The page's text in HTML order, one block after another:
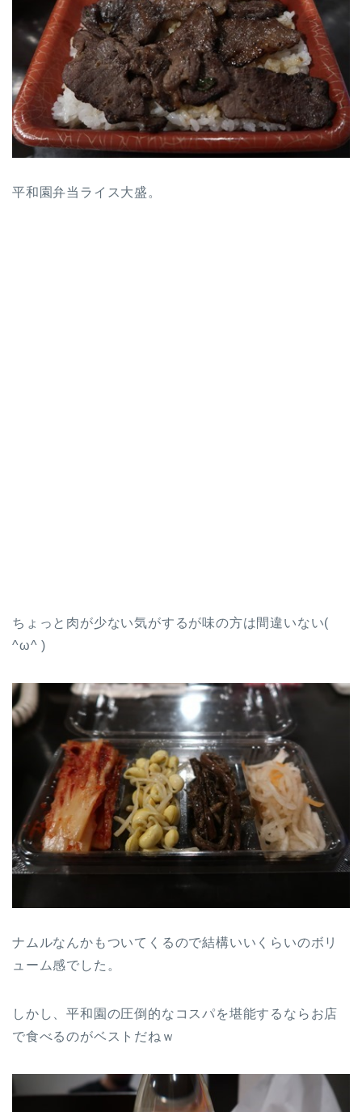
平和園弁当ライス大盛。
ちょっと肉が少ない気がするが味の方は間違いない(
^ω^ )
ナムルなんかもついてくるので結構いいくらいのボリ
ューム感でした。
しかし、平和園の圧倒的なコスパを堪能するならお店
で食べるのがベストだねｗ